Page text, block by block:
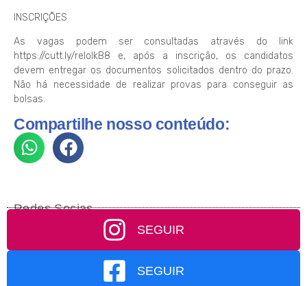
INSCRIÇÕES
As vagas podem ser consultadas através do link
https://cutt.ly/relolkB8 e, após a inscrição, os candidatos
devem entregar os documentos solicitados dentro do prazo.
Não há necessidade de realizar provas para conseguir as
bolsas.
Compartilhe nosso conteúdo:
Redes Socias
SEGUIR
SEGUIR